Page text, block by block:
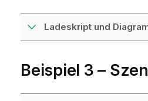
Ladeskript und
Beispiel 3 –